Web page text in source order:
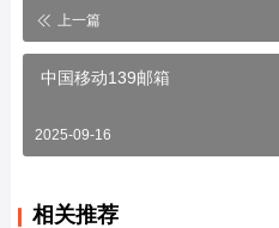
上一篇
中国移动139邮箱
2025-09-16
相关推荐